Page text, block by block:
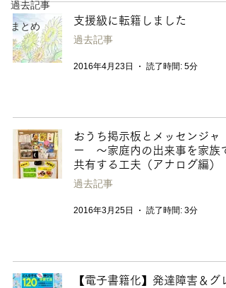
過去記事
まとめ
支援級に転籍しました
過去記事
2016年4月23日 読了時間: 5分
おうち掲示板とメッセンジャ
ー 〜家庭内の出来事を家族で
共有する工夫（アナログ編）
過去記事
2016年3月25日 読了時間: 3分
【電子書籍化】発達障害＆グレ